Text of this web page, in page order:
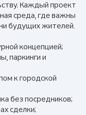
Каждый проект
среда, где важны
будущих жителей.
концепцией;
паркинги и
к городской
без посредников;
сделки;